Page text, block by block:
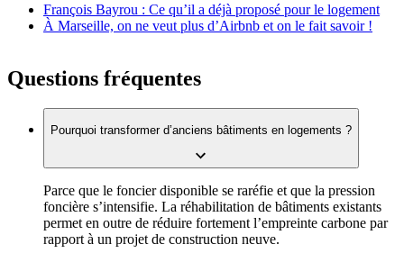
François Bayrou : Ce qu’il a déjà proposé pour le logement
À Marseille, on ne veut plus d’Airbnb et on le fait savoir !
Questions fréquentes
Pourquoi transformer d’anciens bâtiments en logements ?
Parce que le foncier disponible se raréfie et que la pression
foncière s’intensifie. La réhabilitation de bâtiments existants
permet en outre de réduire fortement l’empreinte carbone par
rapport à un projet de construction neuve.